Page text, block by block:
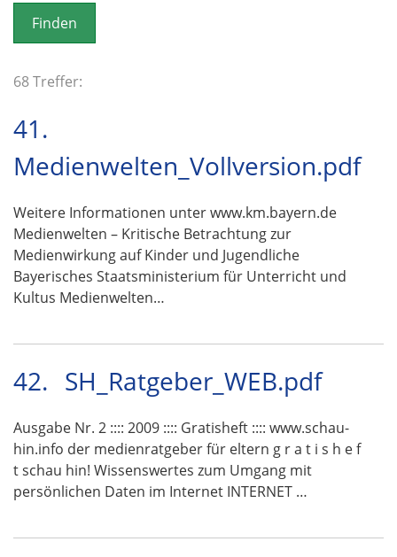
o
n
68 Treffer:
41.
Medienwelten_Vollversion.pdf
Weitere Informationen unter www.km.bayern.de
Medienwelten – Kritische Betrachtung zur
Medienwirkung auf Kinder und Jugendliche
Bayerisches Staatsministerium für Unterricht und
Kultus Medienwelten…
42. SH_Ratgeber_WEB.pdf
Ausgabe Nr. 2 :::: 2009 :::: Gratisheft :::: www.schau-
hin.info der medienratgeber für eltern g r a t i s h e f
t schau hin! Wissenswertes zum Umgang mit
persönlichen Daten im Internet INTERNET …